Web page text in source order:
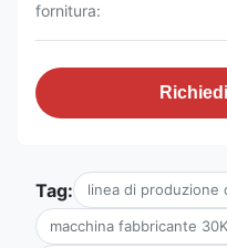
fornitura:
Tag: linea di produzione
macchina fabbricante